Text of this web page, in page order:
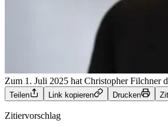
Zum 1. Juli 2025 hat Christopher Filchner
Teilen Link kopieren Drucken
Zitiervorschlag